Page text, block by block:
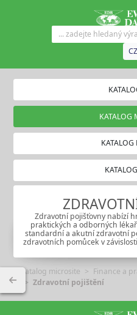
CZ
KATALOG
KATALOG
Zdravotní pojišťovny nabízí
praktických a odborných
standardní a akutní zdravotní
zdravotních pomůcek v
Katalog microsite Finance a
Zdravotní pojištění